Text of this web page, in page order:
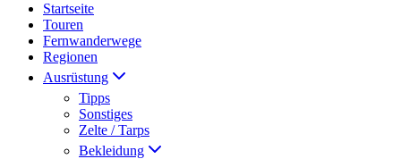
Startseite
Touren
Fernwanderwege
Regionen
Ausrüstung
Tipps
Sonstiges
Zelte / Tarps
Bekleidung